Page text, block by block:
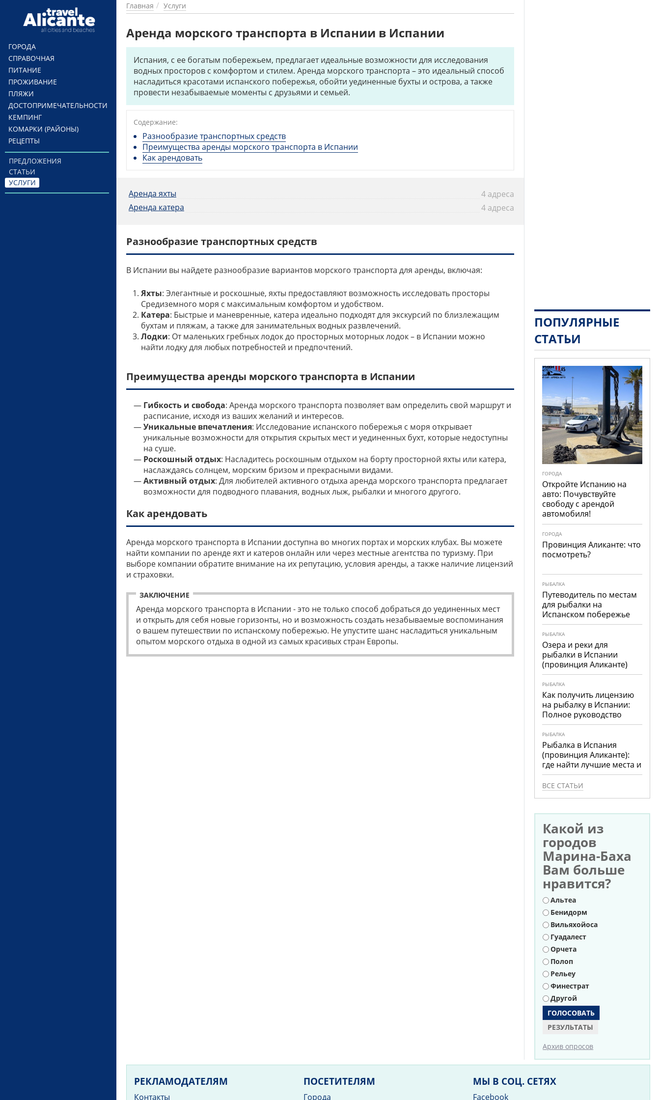
Перейти к основному содержанию
ГОРОДА
СПРАВОЧНАЯ
ПИТАНИЕ
ПРОЖИВАНИЕ
ПЛЯЖИ
ДОСТОПРИМЕЧАТЕЛЬНОСТИ
КЕМПИНГ
КОМАРКИ (РАЙОНЫ)
РЕЦЕПТЫ
ПРЕДЛОЖЕНИЯ
СТАТЬИ
УСЛУГИ
Главная Услуги
Аренда морского транспорта в Испании в Испании
Испания, с ее богатым побережьем, предлагает идеальные возможности для исследования
водных просторов с комфортом и стилем. Аренда морского транспорта – это идеальный способ
насладиться красотами испанского побережья, обойти уединенные бухты и острова, а также
провести незабываемые моменты с друзьями и семьей.
Содержание:
Разнообразие транспортных средств
Преимущества аренды морского транспорта в Испании
Как арендовать
Аренда яхты
4 адреса
Аренда катера
4 адреса
Разнообразие транспортных средств
В Испании вы найдете разнообразие вариантов морского транспорта для аренды, включая:
Яхты: Элегантные и роскошные, яхты предоставляют возможность исследовать просторы
Средиземного моря с максимальным комфортом и удобством.
Катера: Быстрые и маневренные, катера идеально подходят для экскурсий по близлежащим
бухтам и пляжам, а также для занимательных водных развлечений.
Лодки: От маленьких гребных лодок до просторных моторных лодок – в Испании можно
найти лодку для любых потребностей и предпочтений.
Преимущества аренды морского транспорта в Испании
Гибкость и свобода: Аренда морского транспорта позволяет вам определить свой маршрут и
расписание, исходя из ваших желаний и интересов.
Уникальные впечатления: Исследование испанского побережья с моря открывает
уникальные возможности для открытия скрытых мест и уединенных бухт, которые недоступны
на суше.
Роскошный отдых: Насладитесь роскошным отдыхом на борту просторной яхты или катера,
наслаждаясь солнцем, морским бризом и прекрасными видами.
Активный отдых: Для любителей активного отдыха аренда морского транспорта предлагает
возможности для подводного плавания, водных лыж, рыбалки и многого другого.
Как арендовать
Аренда морского транспорта в Испании доступна во многих портах и морских клубах. Вы можете
найти компании по аренде яхт и катеров онлайн или через местные агентства по туризму. При
выборе компании обратите внимание на их репутацию, условия аренды, а также наличие лицензий
и страховки.
ЗАКЛЮЧЕНИЕ
Аренда морского транспорта в Испании - это не только способ добраться до уединенных мест
и открыть для себя новые горизонты, но и возможность создать незабываемые воспоминания
о вашем путешествии по испанскому побережью. Не упустите шанс насладиться уникальным
опытом морского отдыха в одной из самых красивых стран Европы.
ПОПУЛЯРНЫЕ
СТАТЬИ
ГОРОДА
Откройте Испанию на
авто: Почувствуйте
свободу с арендой
автомобиля!
ГОРОДА
Провинция Аликанте: что
посмотреть?
РЫБАЛКА
Путеводитель по местам
для рыбалки на
Испанском побережье
РЫБАЛКА
Озера и реки для
рыбалки в Испании
(провинция Аликанте)
РЫБАЛКА
Как получить лицензию
на рыбалку в Испании:
Полное руководство
РЫБАЛКА
Рыбалка в Испания
(провинция Аликанте):
где найти лучшие места и
что ловить
ВСЕ СТАТЬИ
Какой из
городов
Марина-Баха
Вам больше
нравится?
Варианты
Альтеа
Бенидорм
Вильяхойоса
Гуадалест
Орчета
Полоп
Рельеу
Финестрат
Другой
РЕЗУЛЬТАТЫ
Архив опросов
РЕКЛАМОДАТЕЛЯМ
Контакты
ПОСЕТИТЕЛЯМ
Города
МЫ В СОЦ. СЕТЯХ
Facebook